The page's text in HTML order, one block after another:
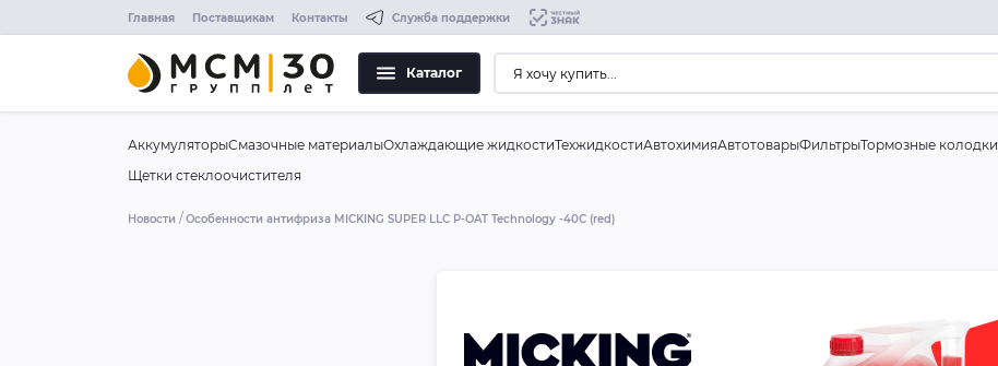
Главная Поставщикам Контакты Служба поддержки
Каталог
АккумуляторыСмазочные материалыОхлаждающие жидкостиТехжидкостиАвтохимияАвтотоварыФильтрыТормозные колодки
Щетки стеклоочистителя
Новости Особенности антифриза MICKING SUPER LLC P-OAT Technology -40C (red)